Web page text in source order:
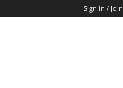
Sign in / Join